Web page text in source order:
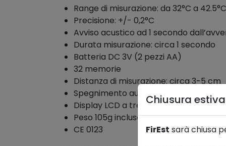
Range di misurazione: da 32°C a 42.5°C
Precisione: +/- 0,2°C
Avviso acustico ad 1 secondo
Durata misurazione: circa 1 secondo
Batteria DC 3V (2 pezzi AA)
32 memorie
Distanza di misurazione: circa 3-5 cm
Spegnimento automatico dopo 30
Display LCD a tre colori
Peso 105g incluse le batterie
CE 0123
Chiusura
FirEst sarà chiusa